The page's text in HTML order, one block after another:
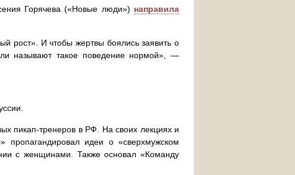
Горячева («Новые люди») направила
рост». И чтобы жертвы боялись заявить о
называют такое поведение нормой», —
пикап-тренеров в РФ. На своих лекциях и
идеи о «сверхмужском
с женщинами. Также основал «Команду